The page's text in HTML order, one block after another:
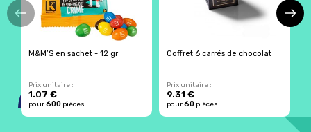
M&M’S en sachet - 12 gr
Prix unitaire :
1.07 €
pour600 pièces
Coffret 6 carrés de chocolat
Prix unitaire :
9.31 €
pour60 pièces